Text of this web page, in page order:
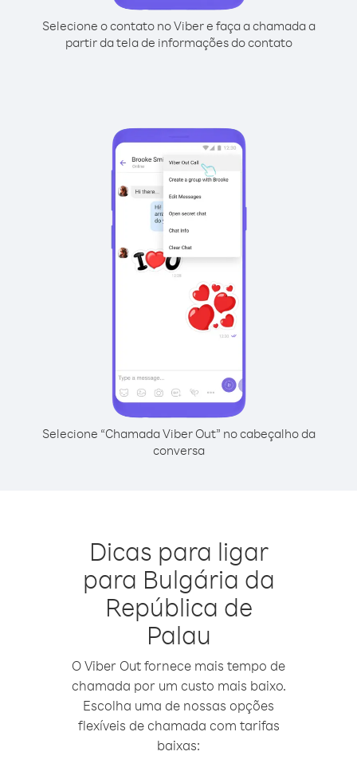
Selecione o contato no Viber e faça a chamada a
partir da tela de informações do contato
Selecione “Chamada Viber Out” no cabeçalho da
conversa
Dicas para ligar
para Bulgária da
República de
Palau
O Viber Out fornece mais tempo de
chamada por um custo mais baixo.
Escolha uma de nossas opções
flexíveis de chamada com tarifas
baixas: